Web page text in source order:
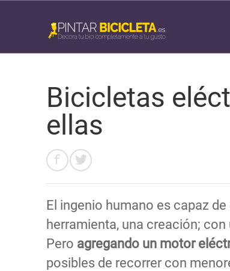
Bicicletas
ellas
El ingenio humano es capaz
herramienta, una creación;
Pero agregando un motor
posibles de recorrer con